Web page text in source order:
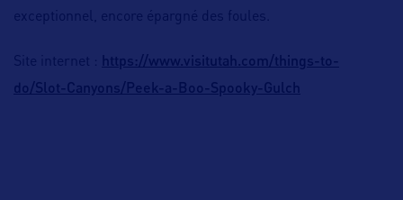
exceptionnel, encore épargné des foules.
Site internet : https://www.visitutah.com/things-to-
do/Slot-Canyons/Peek-a-Boo-Spooky-Gulch